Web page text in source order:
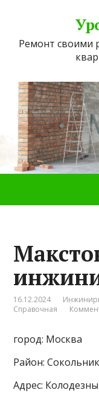
Ремонт своими
16.12.2024
Справочная
город: Москва
Район:
Адрес: